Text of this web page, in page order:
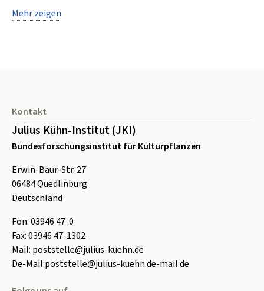
Mehr zeigen
Kontakt
Julius Kühn-Institut (JKI)
Bundesforschungsinstitut für Kulturpflanzen
Erwin-Baur-Str. 27
06484Quedlinburg
Deutschland
Fon:03946 47-0
Fax:03946 47-1302
Mail: poststelle@julius-kuehn.de
De-Mail:poststelle@julius-kuehn.de-mail.de